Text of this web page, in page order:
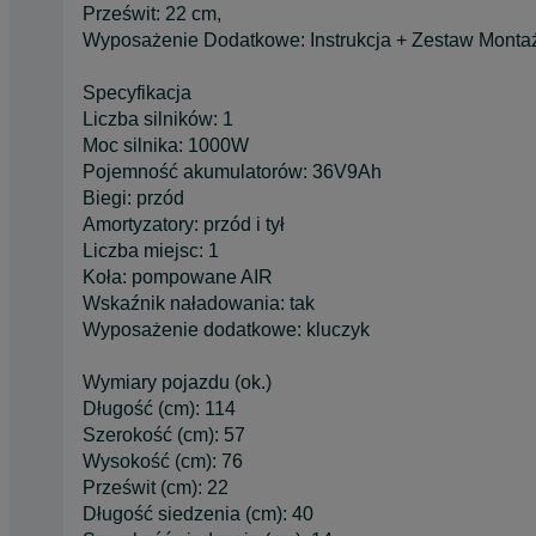
Prześwit: 22 cm,
Wyposażenie Dodatkowe: Instrukcja + Zestaw
Specyfikacja
Liczba silników: 1
Moc silnika: 1000W
Pojemność akumulatorów: 36V9Ah
Biegi: przód
Amortyzatory: przód i tył
Liczba miejsc: 1
Koła: pompowane AIR
Wskaźnik naładowania: tak
Wyposażenie dodatkowe: kluczyk
Wymiary pojazdu (ok.)
Długość (cm): 114
Szerokość (cm): 57
Wysokość (cm): 76
Prześwit (cm): 22
Długość siedzenia (cm): 40